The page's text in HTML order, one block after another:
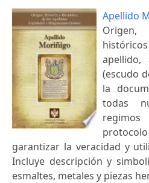
Apellido
apellido,
(escudo
la
todas
garantizar la veracidad y
Incluye descripción y
esmaltes, metales y piezas